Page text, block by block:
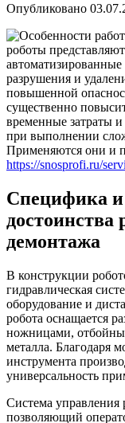
Опубликовано
роботы
разрушения и
повышенной
существенно
временные затраты
при выполнении
Применяются они и
https://snosprofi.ru/
Специфика и
достоинства
демонтажа
В конструкции
гидравлическая
оборудование и
робота оснащается
ножницами,
металла. Благодаря
инструмента
универсальность
Система управления
позволяющий